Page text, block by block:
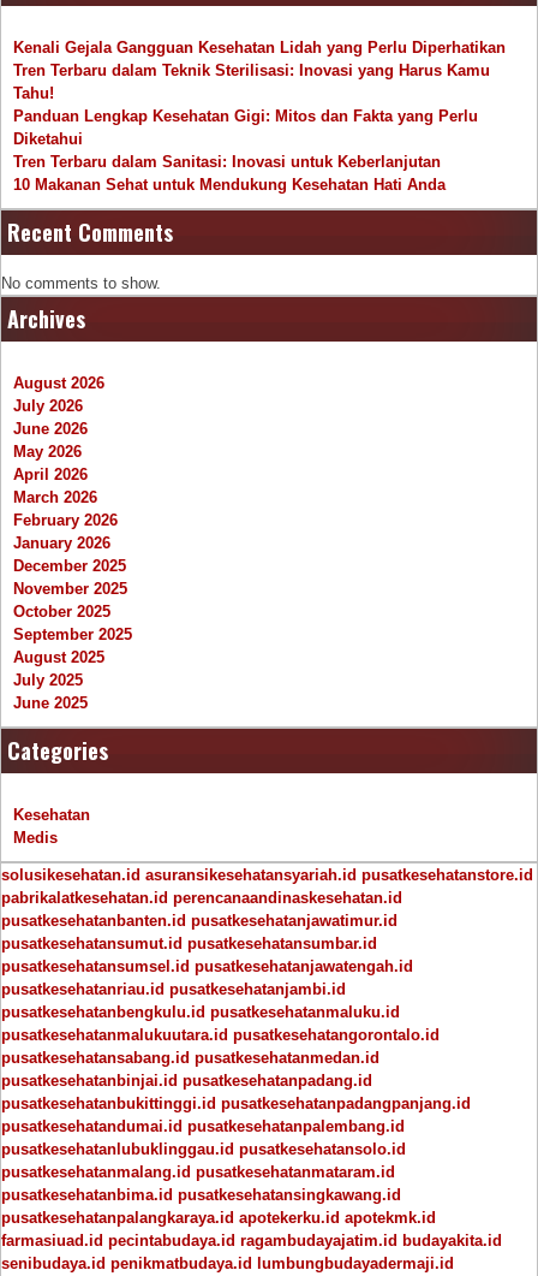
Kenali Gejala Gangguan Kesehatan Lidah yang Perlu Diperhatikan
Tren Terbaru dalam Teknik Sterilisasi: Inovasi yang Harus Kamu
Tahu!
Panduan Lengkap Kesehatan Gigi: Mitos dan Fakta yang Perlu
Diketahui
Tren Terbaru dalam Sanitasi: Inovasi untuk Keberlanjutan
10 Makanan Sehat untuk Mendukung Kesehatan Hati Anda
Recent Comments
No comments to show.
Archives
August 2026
July 2026
June 2026
May 2026
April 2026
March 2026
February 2026
January 2026
December 2025
November 2025
October 2025
September 2025
August 2025
July 2025
June 2025
Categories
Kesehatan
Medis
solusikesehatan.id asuransikesehatansyariah.id pusatkesehatanstore.id
pabrikalatkesehatan.id perencanaandinaskesehatan.id
pusatkesehatanbanten.id pusatkesehatanjawatimur.id
pusatkesehatansumut.id pusatkesehatansumbar.id
pusatkesehatansumsel.id pusatkesehatanjawatengah.id
pusatkesehatanriau.id pusatkesehatanjambi.id
pusatkesehatanbengkulu.id pusatkesehatanmaluku.id
pusatkesehatanmalukuutara.id pusatkesehatangorontalo.id
pusatkesehatansabang.id pusatkesehatanmedan.id
pusatkesehatanbinjai.id pusatkesehatanpadang.id
pusatkesehatanbukittinggi.id pusatkesehatanpadangpanjang.id
pusatkesehatandumai.id pusatkesehatanpalembang.id
pusatkesehatanlubuklinggau.id pusatkesehatansolo.id
pusatkesehatanmalang.id pusatkesehatanmataram.id
pusatkesehatanbima.id pusatkesehatansingkawang.id
pusatkesehatanpalangkaraya.id apotekerku.id apotekmk.id
farmasiuad.id pecintabudaya.id ragambudayajatim.id budayakita.id
senibudaya.id penikmatbudaya.id
lumbungbudayadermaji.id